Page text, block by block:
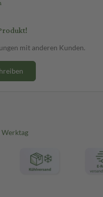
mit anderen Kunden.
Werktag